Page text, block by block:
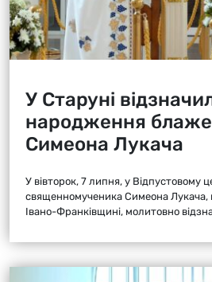
У Старуні
народження
Симеона Лукача
У вівторок, 7 липня, у Відпустовому
священномученика Симеона Лукача,
Івано-Франківщині, молитовно